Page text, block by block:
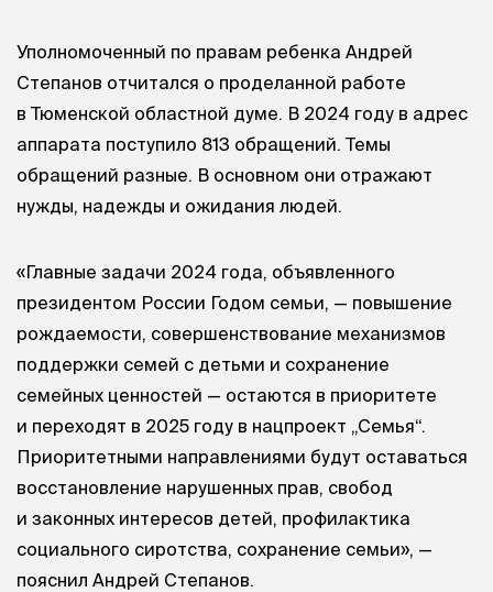
Уполномоченный по правам ребенка Андрей
Степанов отчитался о проделанной работе
в Тюменской областной думе. В 2024 году в адрес
аппарата поступило 813 обращений. Темы
обращений разные. В основном они отражают
нужды, надежды и ожидания людей.
«Главные задачи 2024 года, объявленного
президентом России Годом семьи, — повышение
рождаемости, совершенствование механизмов
поддержки семей с детьми и сохранение
семейных ценностей — остаются в приоритете
и переходят в 2025 году в нацпроект „Семья“.
Приоритетными направлениями будут оставаться
восстановление нарушенных прав, свобод
и законных интересов детей, профилактика
социального сиротства, сохранение семьи», —
пояснил Андрей Степанов.